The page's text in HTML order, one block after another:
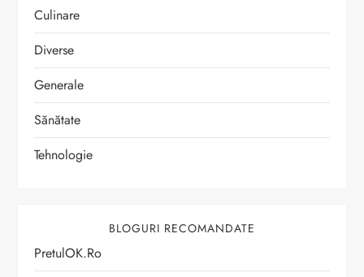
Culinare
Diverse
Generale
Sănătate
Tehnologie
BLOGURI RECOMANDATE
PretulOK.ro